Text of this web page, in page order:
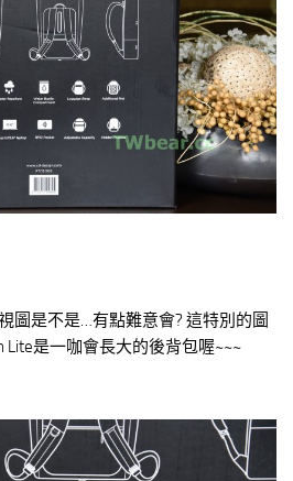
圖是不是…有點難意會? 這特別的圖
Lite是一咖會長大的後背包喔~~~